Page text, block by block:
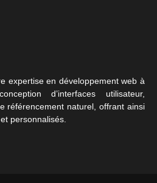
expertise en développement web à
d’interfaces utilisateur,
référencement naturel, offrant ainsi
personnalisés.